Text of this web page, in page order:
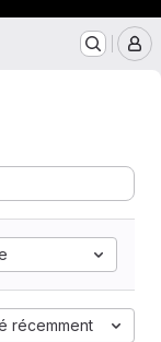
récemment